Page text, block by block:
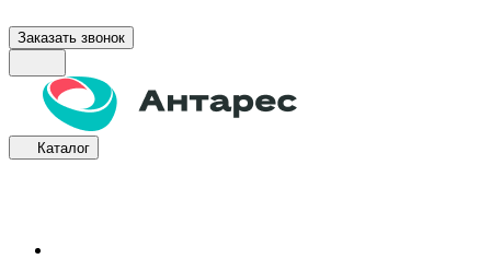
Заказать звонок
Каталог